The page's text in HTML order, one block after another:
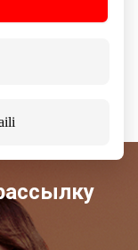
украшений!